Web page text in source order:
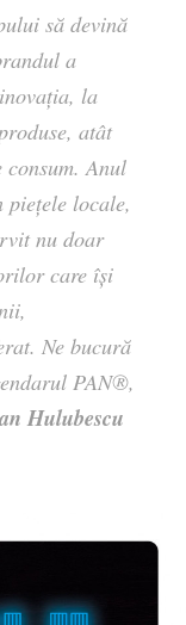
să devină
a
la
atât
Anul
piețele locale,
nu doar
care își
Ne bucură
PAN®,
Hulubescu